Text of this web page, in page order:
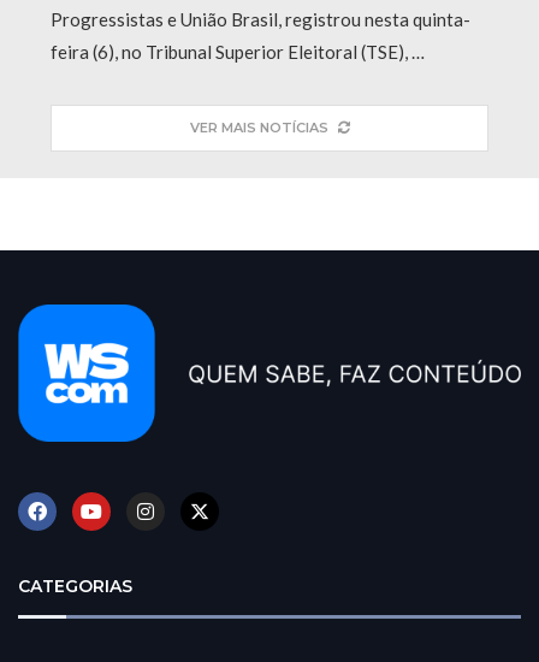
Progressistas e União Brasil, registrou nesta quinta-
feira (6), no Tribunal Superior Eleitoral (TSE), …
VER MAIS NOTÍCIAS
CATEGORIAS